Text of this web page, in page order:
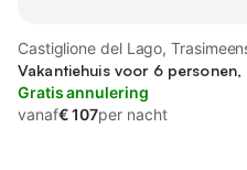
Castiglione del Lago,
Meer
Vakantiehuis voor 6 personen,
Gratis annulering
vanaf€ 107per nacht